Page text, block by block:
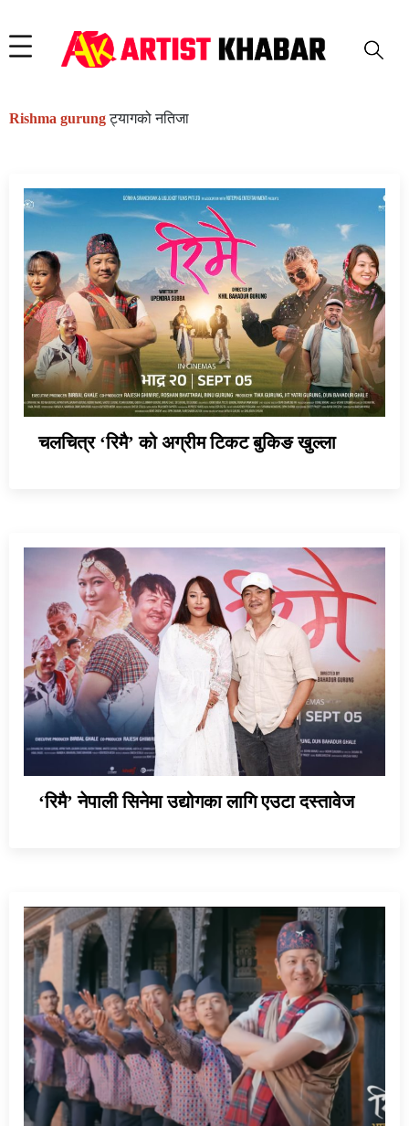
Rishma gurungट्यागको नतिजा
चलचित्र ‘रिमै’ को अग्रीम टिकट बुकिङ खुल्ला
‘रिमै’ नेपाली सिनेमा उद्योगका लागि एउटा दस्तावेज